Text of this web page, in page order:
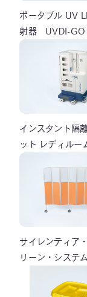
ポータブル UV
射器 UVDI-GO
インスタント隔
ット レディルー
サイレンティア
リーン・システム